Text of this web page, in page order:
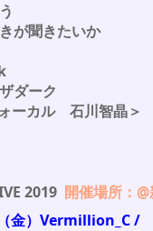
が聞きたいか
ダーク
ーカル 石川智晶＞
2019 開催場所：
金）Vermillion_C /